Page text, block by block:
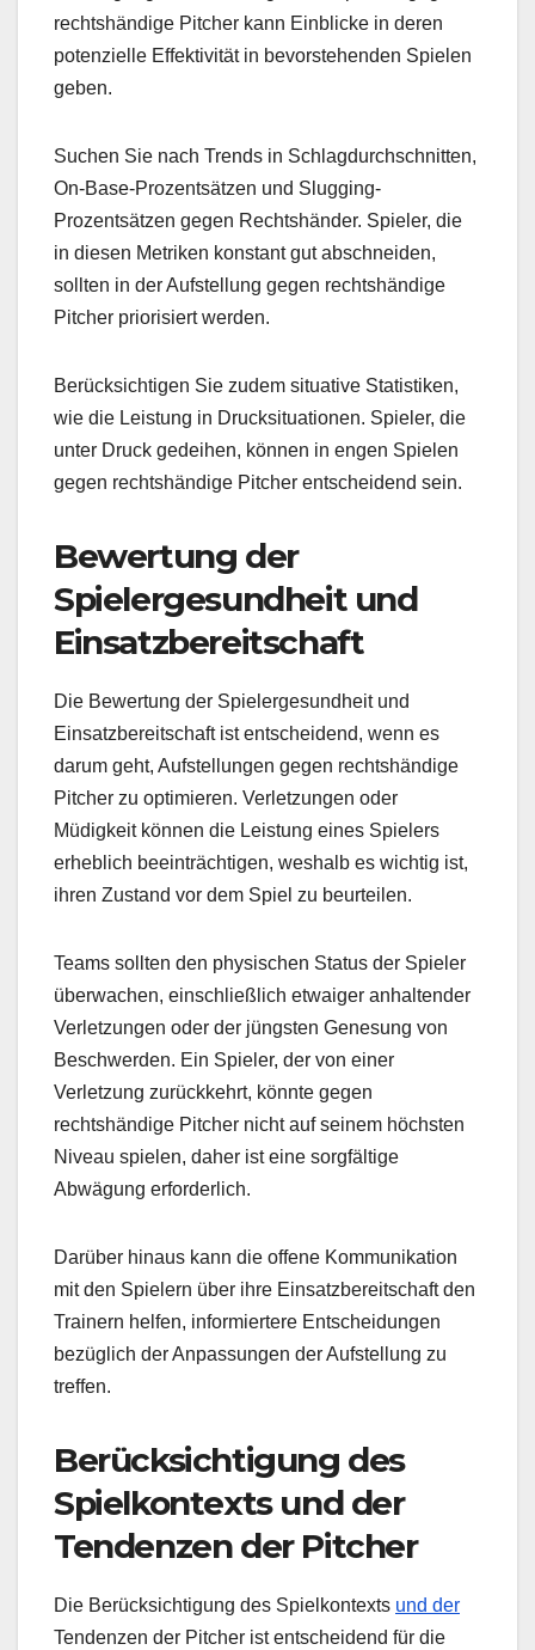
rechtshändige Pitcher kann Einblicke in deren
potenzielle Effektivität in bevorstehenden Spielen
geben.
Suchen Sie nach Trends in Schlagdurchschnitten,
On-Base-Prozentsätzen und Slugging-
Prozentsätzen gegen Rechtshänder. Spieler, die
in diesen Metriken konstant gut abschneiden,
sollten in der Aufstellung gegen rechtshändige
Pitcher priorisiert werden.
Berücksichtigen Sie zudem situative Statistiken,
wie die Leistung in Drucksituationen. Spieler, die
unter Druck gedeihen, können in engen Spielen
gegen rechtshändige Pitcher entscheidend sein.
Bewertung der
Spielergesundheit und
Einsatzbereitschaft
Die Bewertung der Spielergesundheit und
Einsatzbereitschaft ist entscheidend, wenn es
darum geht, Aufstellungen gegen rechtshändige
Pitcher zu optimieren. Verletzungen oder
Müdigkeit können die Leistung eines Spielers
erheblich beeinträchtigen, weshalb es wichtig ist,
ihren Zustand vor dem Spiel zu beurteilen.
Teams sollten den physischen Status der Spieler
überwachen, einschließlich etwaiger anhaltender
Verletzungen oder der jüngsten Genesung von
Beschwerden. Ein Spieler, der von einer
Verletzung zurückkehrt, könnte gegen
rechtshändige Pitcher nicht auf seinem höchsten
Niveau spielen, daher ist eine sorgfältige
Abwägung erforderlich.
Darüber hinaus kann die offene Kommunikation
mit den Spielern über ihre Einsatzbereitschaft den
Trainern helfen, informiertere Entscheidungen
bezüglich der Anpassungen der Aufstellung zu
treffen.
Berücksichtigung des
Spielkontexts und der
Tendenzen der Pitcher
Die Berücksichtigung des Spielkontexts und der
Tendenzen der Pitcher ist entscheidend für die